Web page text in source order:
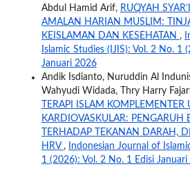
Abdul Hamid Arif, RUQYAH
AMALAN HARIAN MUSLIM:
KEISLAMAN DAN KESEHATAN ,
Islamic Studies (IJIS): Vol. 2 No. 1
Januari 2026
Andik Isdianto, Nuruddin Al
Wahyudi Widada, Thry Harry
TERAPI ISLAM KOMPLEMENTER
KARDIOVASKULAR: PENGARUH
TERHADAP TEKANAN DARAH,
HRV ,
Indonesian Journal of
1 (2026): Vol. 2 No. 1 Edisi